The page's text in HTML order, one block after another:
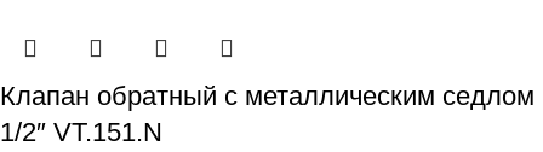
Клапан обратный с металлическим седлом
1/2″ VT.151.N